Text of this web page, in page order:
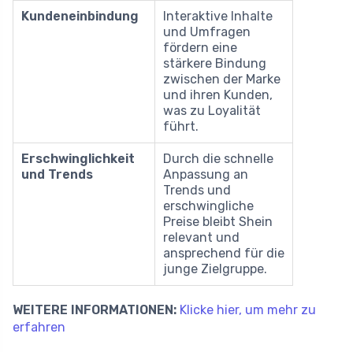
Kundeneinbindung
Interaktive Inhalte
und Umfragen
fördern eine
stärkere Bindung
zwischen der Marke
und ihren Kunden,
was zu Loyalität
führt.
Erschwinglichkeit
und Trends
Durch die schnelle
Anpassung an
Trends und
erschwingliche
Preise bleibt Shein
relevant und
ansprechend für die
junge Zielgruppe.
WEITERE INFORMATIONEN: Klicke hier, um mehr zu
erfahren